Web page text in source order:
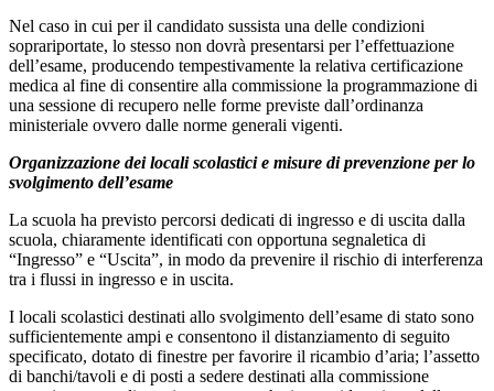
Nel caso in cui per il candidato sussista una delle condizioni
soprariportate, lo stesso non dovrà presentarsi per l’effettuazione
dell’esame, producendo tempestivamente la relativa certificazione
medica al fine di consentire alla commissione la programmazione di
una sessione di recupero nelle forme previste dall’ordinanza
ministeriale ovvero dalle norme generali vigenti.
Organizzazione dei locali scolastici e misure di prevenzione per lo
svolgimento dell’esame
La scuola ha previsto percorsi dedicati di ingresso e di uscita dalla
scuola, chiaramente identificati con opportuna segnaletica di
“Ingresso” e “Uscita”, in modo da prevenire il rischio di interferenza
tra i flussi in ingresso e in uscita.
I locali scolastici destinati allo svolgimento dell’esame di stato sono
sufficientemente ampi e consentono il distanziamento di seguito
specificato, dotato di finestre per favorire il ricambio d’aria; l’assetto
di banchi/tavoli e di posti a sedere destinati alla commissione